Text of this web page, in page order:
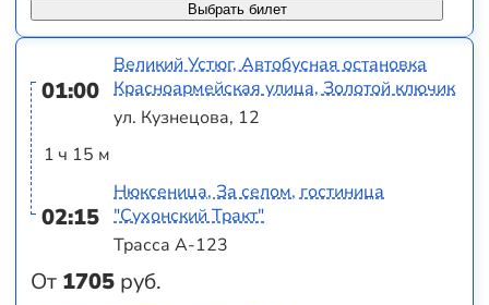
Выбрать билет
01:00
1 ч 15 м
02:15
От 1705 руб.
Великий Устюг, Автобусная остановка
Красноармейская улица, Золотой ключик
ул. Кузнецова, 12
Нюксеница, За селом, гостиница
"Сухонский Тракт"
Трасса А-123